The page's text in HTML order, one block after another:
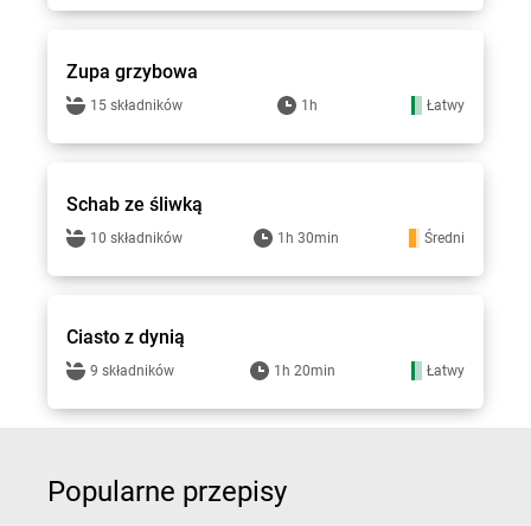
Smakowite Dania
Zupa grzybowa
15 składników 1h Łatwy
Smakowite Dania
Schab ze śliwką
10 składników 1h 30min Średni
Smakowite Dania
Ciasto z dynią
9 składników 1h 20min Łatwy
Popularne przepisy